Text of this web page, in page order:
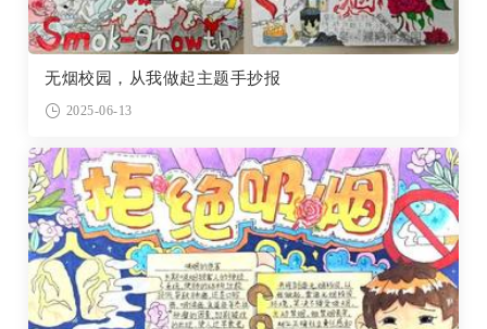
无烟校园，从我做起主题手抄报
2025-06-13